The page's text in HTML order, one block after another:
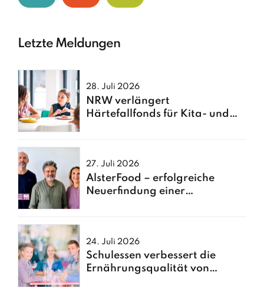
Letzte Meldungen
28. Juli 2026
NRW verlängert
Härtefallfonds für Kita- und
27. Juli 2026
AlsterFood – erfolgreiche
Neuerfindung einer
24. Juli 2026
Schulessen verbessert die
Ernährungsqualität von